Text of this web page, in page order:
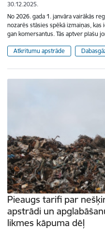
30.12.2025.
No 2026. gada 1. janvāra vairākās
nozarēs stāsies spēkā izmaiņas,
gan komersantus. Tās aptver plašu
Atkritumu apstrāde
Pieaugs tarifi par
apstrādi un
likmes kāpuma dēļ